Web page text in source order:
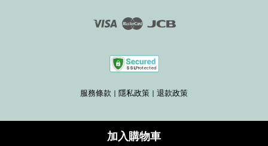
加入購物車
Visa Master
服務條款 隱私政策 退款政策